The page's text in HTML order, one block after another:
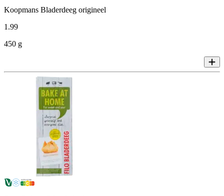
Koopmans Bladerdeeg origineel
1.99
450 g